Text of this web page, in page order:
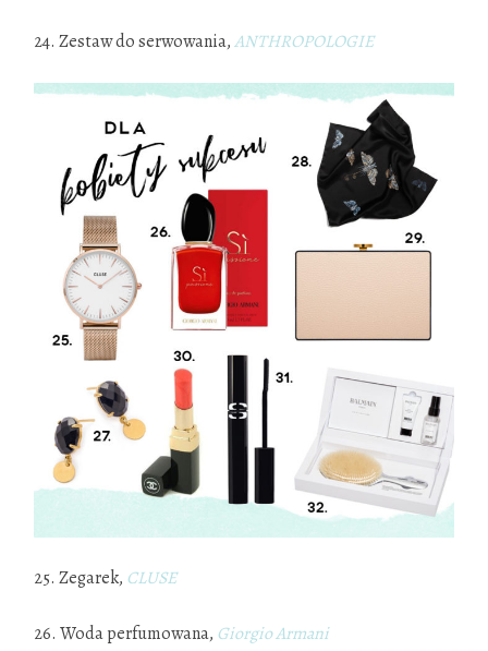
24. Zestaw do serwowania,ANTHROPOLOGIE
25. Zegarek, CLUSE
26. Woda perfumowana, Giorgio Armani